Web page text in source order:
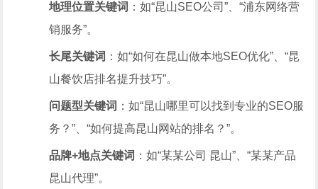
地理位置关键词 ：如“昆山SEO公司”、“浦东网络营
销服务”。
长尾关键词 ：如“如何在昆山做本地SEO优化”、“昆
山餐饮店排名提升技巧”。
问题型关键词 ：如“昆山哪里可以找到专业的SEO服
务？”、“如何提高昆山网站的排名？”。
品牌+地点关键词 ：如“某某公司 昆山”、“某某产品
昆山代理”。